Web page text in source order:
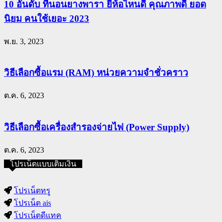
10 อันดับ ที่นอนยางพารา ยี่ห้อไหนดี คุณภาพดี ยอด
นิยม คนใช้เยอะ 2023
พ.ย. 3, 2023
วิธีเลือกซื้อแรม (RAM) หน่วยความจำชั่วคราว
ต.ค. 6, 2023
วิธีเลือกซื้อเครื่องสำรองจ่ายไฟ (Power Supply)
ต.ค. 6, 2023
โปรเน็ตแบบเติมเงิน
โปรเน็ตทรู
โปรเน็ต ais
โปรเน็ตดีแทค